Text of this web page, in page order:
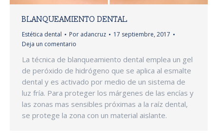
BLANQUEAMIENTO DENTAL
Estética dental Por adancruz
17 septiembre, 2017
Deja un comentario
La técnica de blanqueamiento dental emplea un gel
de peróxido de hidrógeno que se aplica al esmalte
dental y es activado por medio de un sistema de
luz fría. Para proteger los márgenes de las encías y
las zonas mas sensibles próximas a la raíz dental,
se protege la zona con un material aislante.